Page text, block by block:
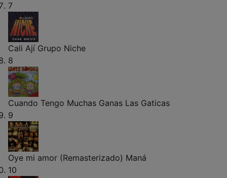
7
Cali Ají Grupo Niche
8
Cuando Tengo Muchas Ganas Las Gaticas
9
Oye mi amor (Remasterizado) Maná
10